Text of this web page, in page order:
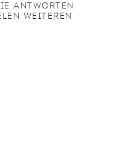
ANTWORTEN
WEITEREN